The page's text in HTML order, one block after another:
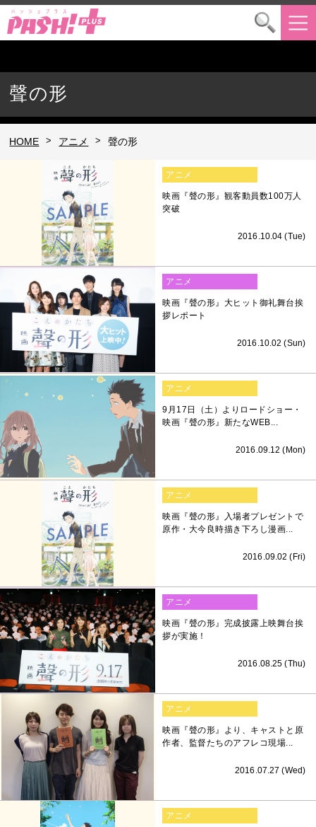
聲の形
HOME > アニメ > 聲の形
アニメ
映画『聲の形』観客動員数100万人
突破
2016.10.04 (Tue)
アニメ
映画『聲の形』大ヒット御礼舞台挨
拶レポート
2016.10.02 (Sun)
アニメ
9月17日（土）よりロードショー・
映画『聲の形』新たなWEB...
2016.09.12 (Mon)
アニメ
映画『聲の形』入場者プレゼントで
原作・大今良時描き下ろし漫画...
2016.09.02 (Fri)
アニメ
映画『聲の形』完成披露上映舞台挨
拶が実施！
2016.08.25 (Thu)
アニメ
映画『聲の形』より、キャストと原
作者、監督たちのアフレコ現場...
2016.07.27 (Wed)
アニメ